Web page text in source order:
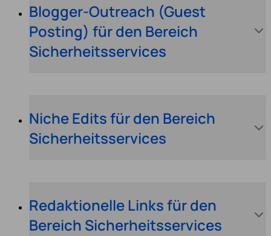
Blogger-Outreach (Guest
Posting) für den Bereich
Sicherheitsservices
Niche Edits für den Bereich
Sicherheitsservices
Redaktionelle Links für den
Bereich Sicherheitsservices